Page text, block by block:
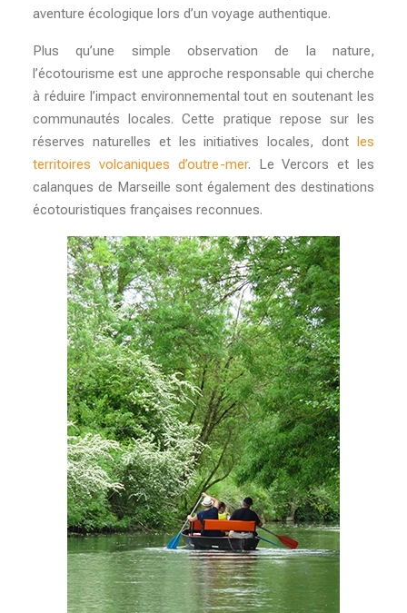
aventure écologique lors d’un voyage authentique.
Plus qu’une simple observation de la nature,
l’écotourisme est une approche responsable qui cherche
à réduire l’impact environnemental tout en soutenant les
communautés locales. Cette pratique repose sur les
réserves naturelles et les initiatives locales, dontles
territoires volcaniques d’outre-mer. Le Vercors et les
calanques de Marseille sont également des destinations
écotouristiques françaises reconnues.